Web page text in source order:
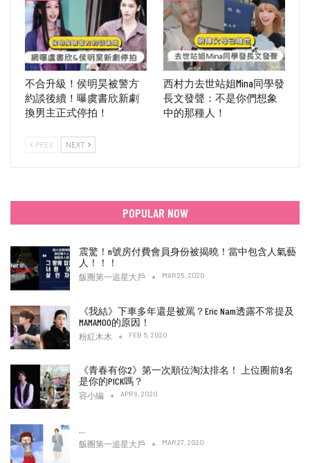
不合升級！侯明昊被警方
約談後續！曝虞書欣新劇
換男主正式停拍！
西村力去世站姐Mina同學發
長文發聲：不是你們想象
中的那種人！
PREV NEXT
POPULAR NOW
震驚！n號房付費會員身份被揭曉！當中包含人氣藝
人！！！
飯圈第一追星大戶 MAR 25, 2020
《我結》下車多年還是被罵？Eric Nam透露不常提及
MAMAMOO的原因！
粉紅木木 FEB 5, 2020
《青春有你2》第一次順位淘汰排名！ 上位圈前9名
是你的PICK嗎？
容小編 APR 9, 2020
飯圈第一追星大戶 MAR 27, 2020